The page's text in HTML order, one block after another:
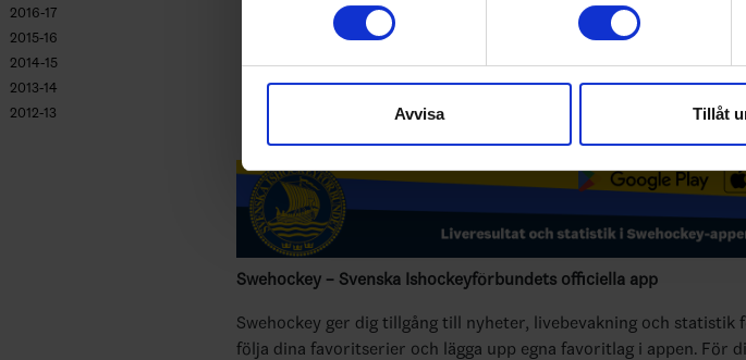
eller dra tillbaka ditt samtycke när som helst från cookie-
Vi använder enhetsidentifierare för att anpassa innehållet och
sociala medier och analysera vår trafik. Vi vidarebefordrar
till de sociala medier och annons- och analysföretag som vi
med annan information som du har tillhandahållit eller som de
Avvisa Tillåt
2016-17
2015-16
2014-15
2013-14
2012-13
Swehockey – Svenska Ishockeyförbundets officiella app
Swehockey ger dig tillgång till nyheter, livebevakning och statistik
följa dina favoritserier och lägga upp egna favoritlag i appen. För